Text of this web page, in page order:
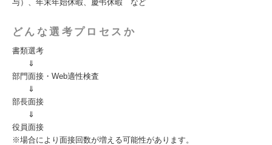
与）、年末年始休暇、慶弔休暇 など
どんな選考プロセスか
書類選考
⇓
部門面接・Web適性検査
⇓
部長面接
⇓
役員面接
※場合により面接回数が増える可能性があります。